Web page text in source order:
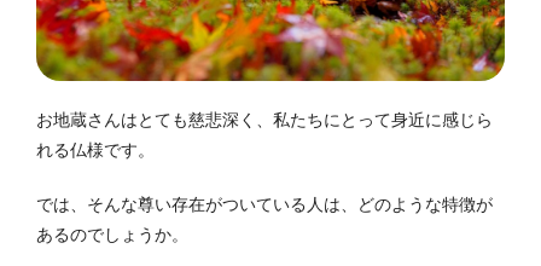
お地蔵さんはとても慈悲深く、私たちにとって身近に感じら
れる仏様です。
では、そんな尊い存在がついている人は、どのような特徴が
あるのでしょうか。